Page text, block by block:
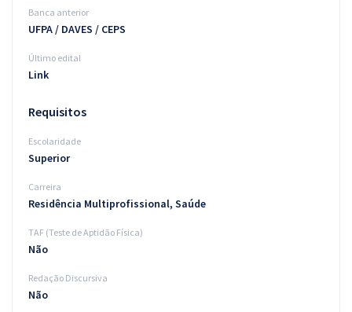
Banca anterior
UFPA / DAVES / CEPS
Último edital
Link
Requisitos
Escolaridade
Superior
Carreira
Residência Multiprofissional, Saúde
TAF (Teste de Aptidão Física)
Não
Redação Discursiva
Não